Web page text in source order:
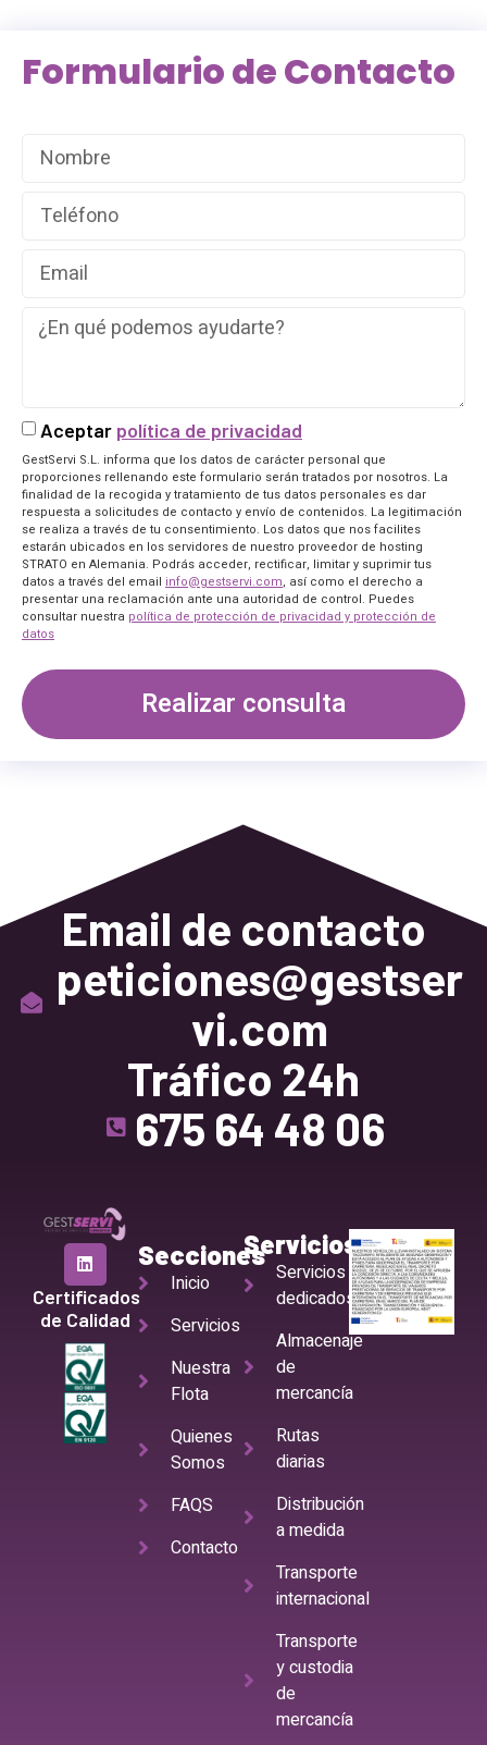
Formulario de Contacto
Aceptar política de privacidad
GestServi S.L. informa que los datos de carácter personal que
proporciones rellenando este formulario serán tratados por nosotros. La
finalidad de la recogida y tratamiento de tus datos personales es dar
respuesta a solicitudes de contacto y envío de contenidos. La legitimación
se realiza a través de tu consentimiento. Los datos que nos facilites
estarán ubicados en los servidores de nuestro proveedor de hosting
STRATO en Alemania. Podrás acceder, rectificar, limitar y suprimir tus
datos a través del email info@gestservi.com, así como el derecho a
presentar una reclamación ante una autoridad de control. Puedes
consultar nuestra política de protección de privacidad y protección de
datos
Realizar consulta
Email de contacto
peticiones@gestser
vi.com
Tráfico 24h
675 64 48 06
Certificados
de Calidad
Secciones
Inicio
Servicios
Nuestra
Flota
Quienes
Somos
FAQS
Contacto
Servicios
Servicios
dedicados
Almacenaje
de
mercancía
Rutas
diarias
Distribución
a medida
Transporte
internacional
Transporte
y custodia
de
mercancía